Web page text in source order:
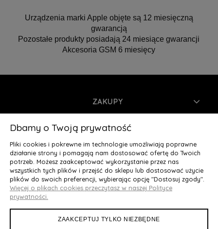
Urządzenia marki Apple objęte są 12 miesięczną
gwarancją
Pozostałe produkty posiadają 24 miesiące gwarancji
Akcesoria GSM 6 miesięcy
ZAKUPY
INFORMACJE
MOJE KONTO
O NAS
Deluxury.pl
Dbamy o Twoją prywatność
Pliki cookies i pokrewne im technologie umożliwiają poprawne
działanie strony i pomagają nam dostosować ofertę do Twoich
potrzeb. Możesz zaakceptować wykorzystanie przez nas
wszystkich tych plików i przejść do sklepu lub dostosować użycie
plików do swoich preferencji, wybierając opcję "Dostosuj zgody".
Więcej o plikach cookies przeczytasz w naszej Polityce
prywatności.
ZAAKCEPTUJ TYLKO NIEZBĘDNE